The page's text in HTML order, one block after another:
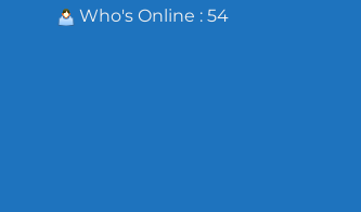
Who's Online : 54